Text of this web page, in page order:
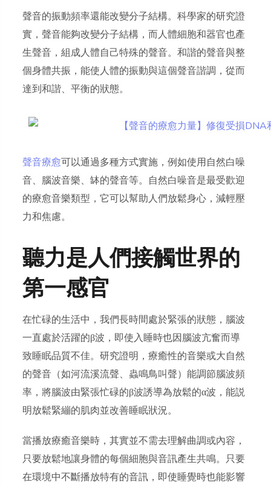
聲音的振動頻率還能改變分子結構。科學家的研究證
實，聲音能夠改變分子結構，而人體細胞和器官也產
生聲音，組成人體自己特殊的聲音。和諧的聲音與整
個身體共振，能使人體的振動與這個聲音諧調，從而
達到和諧、平衡的狀態。
聲音療愈可以通過多種方式實施，例如使用自然白噪
音、腦波音樂、缽的聲音等。自然白噪音是最受歡迎
的療愈音樂類型，它可以幫助人們放鬆身心，減輕壓
力和焦慮。
聽力是人們接觸世界的
第一感官
在忙碌的生活中，我們長時間處於緊張的狀態，腦波
一直處於活躍的β波，即使入睡時也因腦波亢奮而導
致睡眠品質不佳。研究證明，療癒性的音樂或大自然
的聲音（如河流溪流聲、蟲鳴鳥叫聲）能調節腦波頻
率，將腦波由緊張忙碌的β波誘導為放鬆的α波，能説
明放鬆緊繃的肌肉並改善睡眠狀況。
當播放療癒音樂時，其實並不需去理解曲調或內容，
只要放鬆地讓身體的每個細胞與音訊產生共鳴。只要
在環境中不斷播放特有的音訊，即使睡覺時也能影響